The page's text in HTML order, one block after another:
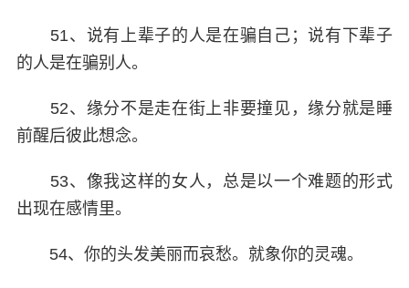
51、说有上辈子的人是在骗自己；说有下辈子
的人是在骗别人。
52、缘分不是走在街上非要撞见，缘分就是睡
前醒后彼此想念。
53、像我这样的女人，总是以一个难题的形式
出现在感情里。
54、你的头发美丽而哀愁。就象你的灵魂。